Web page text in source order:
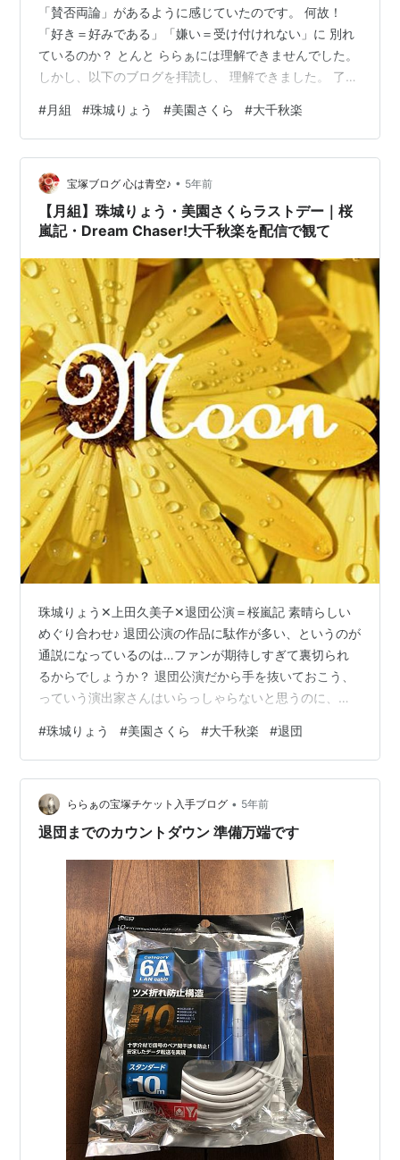
「賛否両論」があるように感じていたのです。 何故！
「好き＝好みである」「嫌い＝受け付けれない」に 別れ
ているのか？ とんと ららぁには理解できませんでした。
しかし、以下のブログを拝読し、 理解できました。 了承
驚愕で声をあげそうになった月千秋楽、実は！！ - 宝塚
ライビュ専科の地方民のブログ (muragon.com) 珠城さん
の演出が（珠城さんだけでの行動とは思えませんが） 皆
の予想を超えた「演出」だった！ だからなんですね。 萌
えないTOPコンビ 三角関係はTOP＆2番手抜き 挑戦…
#月組 #珠城りょう #美園さくら #大千秋楽
宝塚ブログ 心は青空♪ • 5年前
【月組】珠城りょう・美園さくらラストデー｜桜
嵐記・Dream Chaser!大千秋楽を配信で観て
珠城りょう✕上田久美子✕退団公演＝桜嵐記 素晴らしい
めぐり合わせ♪ 退団公演の作品に駄作が多い、というのが
通説になっているのは…ファンが期待しすぎて裏切られ
るからでしょうか？ 退団公演だから手を抜いておこう、
っていう演出家さんはいらっしゃらないと思うのに、な
が、雪組・壮一帆さま退団公演の「一夢庵風流記 前田慶
次」（大野拓史・作演出）でした。 痛快で、明るくから
っとした性格の壮一帆さまにぴったりのハマり役でし
た。 それ以降、退団公演で「前田慶次」を上回るものが
無かったのですが、この度！！ 「桜嵐記」が素晴らしく
#珠城りょう #美園さくら #大千秋楽 #退団
ららぁの宝塚チケット入手ブログ • 5年前
退団までのカウントダウン 準備万端です